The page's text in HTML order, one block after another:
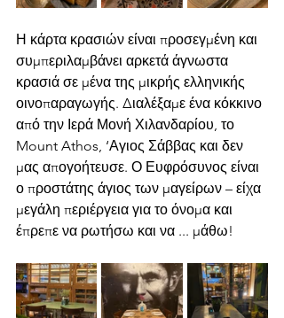
Η κάρτα κρασιών είναι προσεγμένη και
συμπεριλαμβάνει αρκετά άγνωστα
κρασιά σε μένα της μικρής ελληνικής
οινοπαραγωγής. Διαλέξαμε ένα κόκκινο
από την Ιερά Μονή Χιλανδαρίου, το
Mount Athos, ‘Αγιος Σάββας και δεν
μας απογοήτευσε. Ο Ευφρόσυνος είναι
ο προστάτης άγιος των μαγείρων – είχα
μεγάλη περιέργεια για το όνομα και
έπρεπε να ρωτήσω και να ... μάθω!